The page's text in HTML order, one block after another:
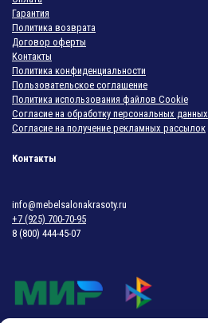
Гарантия
Политика возврата
Договор оферты
Контакты
Политика конфиденциальности
Пользовательское соглашение
Политика использования файлов Cookie
Согласие на обработку персональных данных
Согласие на получение рекламных рассылок
Контакты
info@mebelsalonakrasoty.ru
+7 (925) 700-70-95
8 (800) 444-45-07